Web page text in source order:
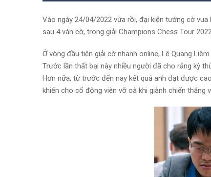
Vào ngày 24/04/2022 vừa rồi, đại kiện tướng cờ
sau 4 ván cờ, trong giải Champions Chess Tour
Ở vòng đầu tiên giải cờ nhanh online, Lê Quang
Trước lần thất bại này nhiều người đã cho rằng kỳ
Hơn nữa, từ trước đến nay kết quả anh đạt được
khiến cho cổ động viên vỡ oà khi giành chiến thắng